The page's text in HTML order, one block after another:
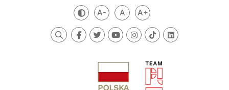
Zmień kontrast
A-Mniejsza czcionka
ADomyślna czcionka
A+Większa czcionka
Szukaj